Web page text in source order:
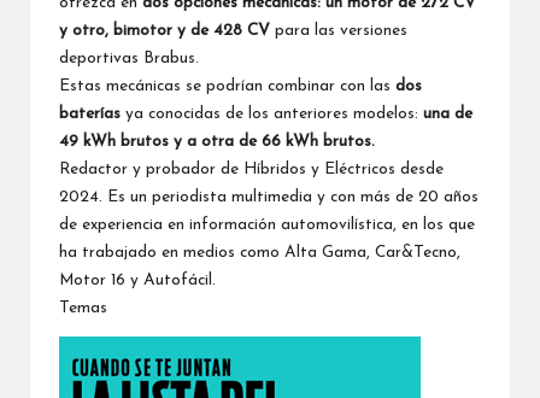
y otro, bimotor y de 428 CV para las versiones
deportivas Brabus.
Estas mecánicas se podrían combinar con las dos
baterías ya conocidas de los anteriores modelos: una de
49 kWh brutos y a otra de 66 kWh brutos.
Redactor y probador de Híbridos y Eléctricos desde
2024. Es un periodista multimedia y con más de 20 años
de experiencia en información automovilística, en los que
ha trabajado en medios como Alta Gama, Car&Tecno,
Motor 16 y Autofácil.
Temas